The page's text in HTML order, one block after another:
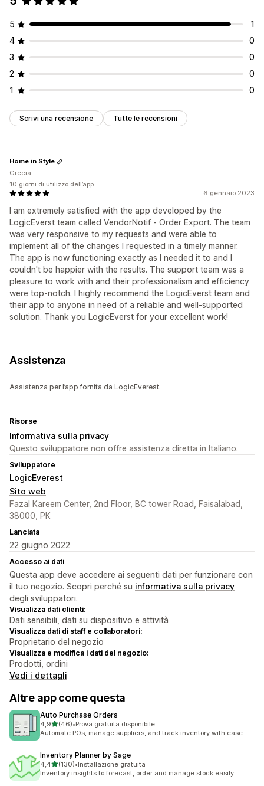
5
1
4
0
3
0
2
0
1
0
Scrivi una recensione Tutte le recensioni
6 gennaio 2023
I am extremely satisfied with the app developed by the
LogicEverst team called VendorNotif ‑ Order Export. The team
was very responsive to my requests and were able to
implement all of the changes I requested in a timely manner.
The app is now functioning exactly as I needed it to and I
couldn't be happier with the results. The support team was a
pleasure to work with and their professionalism and efficiency
were top-notch. I highly recommend the LogicEverst team and
their app to anyone in need of a reliable and well-supported
solution. Thank you LogicEverst for your excellent work!
Home in Style
Grecia
10 giorni di utilizzo dell’app
Assistenza
Assistenza per l’app fornita da LogicEverest.
Risorse
Informativa sulla privacy
Questo sviluppatore non offre assistenza diretta in Italiano.
Sviluppatore
LogicEverest
Sito web
Fazal Kareem Center, 2nd Floor, BC tower Road, Faisalabad,
38000, PK
Lanciata
22 giugno 2022
Accesso ai dati
Questa app deve accedere ai seguenti dati per funzionare con
il tuo negozio. Scopri perché su informativa sulla privacy
degli sviluppatori.
Visualizza dati clienti:
Dati sensibili, dati su dispositivo e attività
Visualizza dati di staff e collaboratori:
Proprietario del negozio
Visualizza e modifica i dati del negozio:
Prodotti, ordini
Vedi i dettagli
Altre app come questa
Auto Purchase Orders
4,9stelle su 5
(46)
46 recensioni totali
•Prova gratuita disponibile
Automate POs, manage suppliers, and track inventory with ease
Inventory Planner by Sage
4,4stelle su 5
(130)
130 recensioni totali
•Installazione gratuita
Inventory insights to forecast, order and manage stock easily.